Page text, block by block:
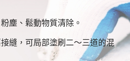
塵、鬆動物質清除。
縫，可局部塗刷二～三道的混